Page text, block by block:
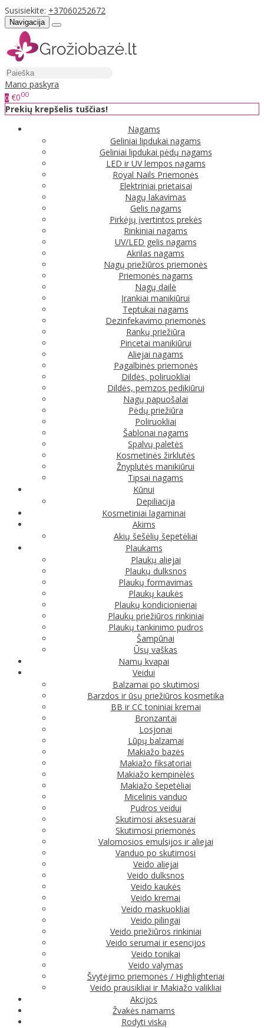
Susisiekite: +37060252672
Navigacija
Mano paskyra
0 €000
Prekių krepšelis tuščias!
Nagams
Geliniai lipdukai nagams
Geliniai lipdukai pėdų nagams
LED ir UV lempos nagams
Royal Nails Priemonės
Elektriniai prietaisai
Nagų lakavimas
Gelis nagams
Pirkėjų įvertintos prekės
Rinkiniai nagams
UV/LED gelis nagams
Akrilas nagams
Nagų priežiūros priemonės
Priemonės nagams
Nagų dailė
Įrankiai manikiūrui
Teptukai nagams
Dezinfekavimo priemonės
Rankų priežiūra
Pincetai manikiūrui
Aliejai nagams
Pagalbinės priemonės
Dildės, poliruokliai
Dildės, pemzos pedikiūrui
Nagų papuošalai
Pėdų priežiūra
Poliruokliai
Šablonai nagams
Spalvų paletės
Kosmetinės žirklutės
Žnyplutės manikiūrui
Tipsai nagams
Kūnui
Depiliacija
Kosmetiniai lagaminai
Akims
Akių šešėlių šepetėliai
Plaukams
Plaukų aliejai
Plaukų dulksnos
Plaukų formavimas
Plaukų kaukės
Plaukų kondicionieriai
Plaukų priežiūros rinkiniai
Plaukų tankinimo pudros
Šampūnai
Ūsų vaškas
Namų kvapai
Veidui
Balzamai po skutimosi
Barzdos ir ūsų priežiūros kosmetika
BB ir CC toniniai kremai
Bronzantai
Losjonai
Lūpų balzamai
Makiažo bazės
Makiažo fiksatoriai
Makiažo kempinėlės
Makiažo šepetėliai
Micelinis vanduo
Pudros veidui
Skutimosi aksesuarai
Skutimosi priemonės
Valomosios emulsijos ir aliejai
Vanduo po skutimosi
Veido aliejai
Veido dulksnos
Veido kaukės
Veido kremai
Veido maskuokliai
Veido pilingai
Veido priežiūros rinkiniai
Veido serumai ir esencijos
Veido tonikai
Veido valymas
Švytėjimo priemonės / Highlighteriai
Veido prausikliai ir Makiažo valikliai
Akcijos
Žvakės namams
Rodyti viską